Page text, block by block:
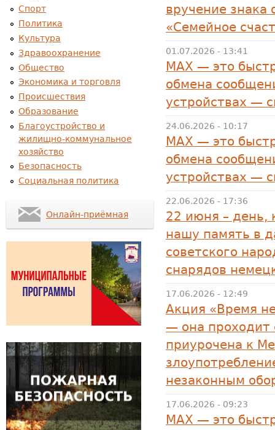
вручение знака
«Семейное
01.07.2026 - 13:41
MAX — это
обмена
устройствах —
24.06.2026 - 10:17
MAX — это
обмена
устройствах —
22.06.2026 - 17:36
22 июня – день,
нашу память в
советского
снарядов
17.06.2026 - 12:49
Акция «Время
— она проходит
приурочена к
незаконным
17.06.2026 - 09:23
MAX — это
Спорт
Политика
Культура
Здравоохранение
Общество
Экономика и торговля
Происшествия
Образование
Благоустройство и
жилищно-коммунальное
хозяйство
Безопасность
Социальная политика
Онлайн-приёмная